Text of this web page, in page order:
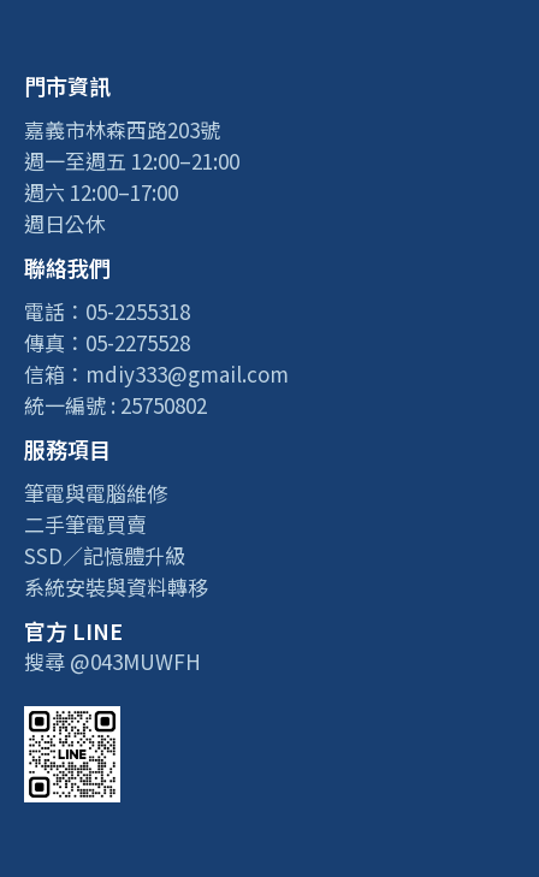
門市資訊
嘉義市林森西路203號
週一至週五 12:00–21:00
週六 12:00–17:00
週日公休
聯絡我們
電話：05-2255318
傳真：05-2275528
信箱：mdiy333@gmail.com
統一編號 : 25750802
服務項目
筆電與電腦維修
二手筆電買賣
SSD／記憶體升級
系統安裝與資料轉移
官方 LINE
搜尋 @043MUWFH